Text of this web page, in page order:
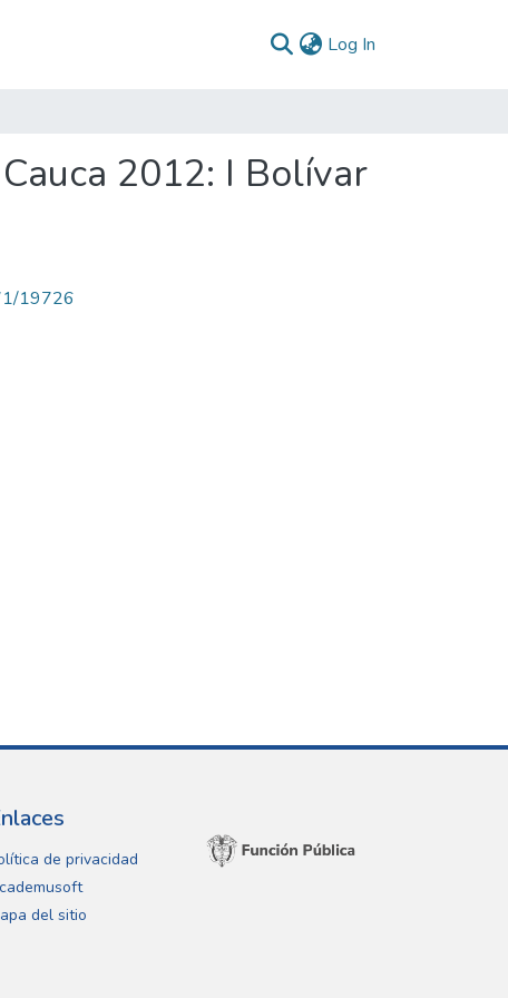
Log In
2012: I Bolívar
19726
de privacidad
del sitio